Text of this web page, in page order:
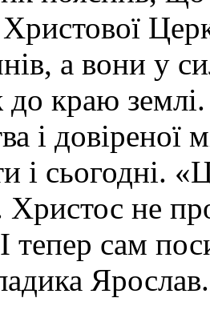
Христової
а вони у
краю
і довіреної
і сьогодні.
Христос не
тепер сам
Ярослав.